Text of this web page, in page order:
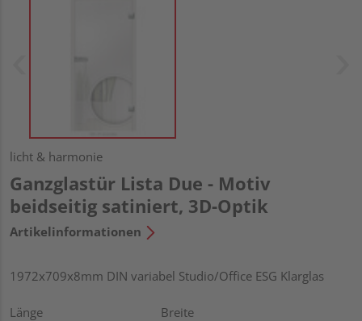
licht & harmonie
Ganzglastür Lista Due - Motiv
beidseitig satiniert, 3D-Optik
Artikelinformationen
1972x709x8mm DIN variabel Studio/Office ESG Klarglas
Länge Breite